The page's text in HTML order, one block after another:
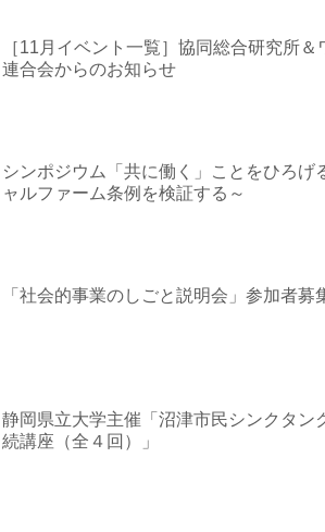
［11月イベント一覧］協同総合研究所
連合会からのお知らせ
シンポジウム「共に働く」ことをひろげ
ャルファーム条例を検証する～
「社会的事業のしごと説明会」参加者募
静岡県立大学主催「沼津市民シンクタ
続講座（全４回）」